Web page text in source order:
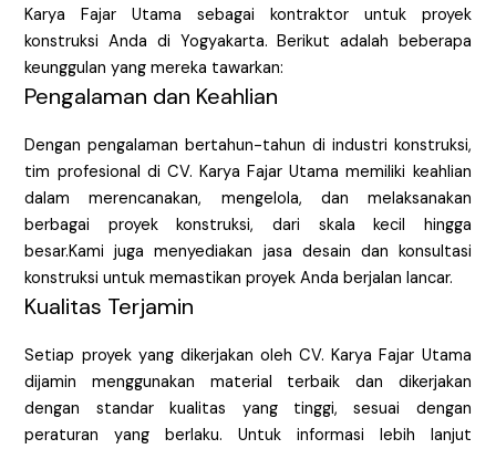
Karya Fajar Utama sebagai kontraktor untuk proyek
konstruksi Anda di Yogyakarta. Berikut adalah beberapa
keunggulan yang mereka tawarkan:
Pengalaman dan Keahlian
Dengan pengalaman bertahun-tahun di industri konstruksi,
tim profesional di CV. Karya Fajar Utama memiliki keahlian
dalam merencanakan, mengelola, dan melaksanakan
berbagai proyek konstruksi, dari skala kecil hingga
besar.Kami juga menyediakan jasa desain dan konsultasi
konstruksi untuk memastikan proyek Anda berjalan lancar.
Kualitas Terjamin
Setiap proyek yang dikerjakan oleh CV. Karya Fajar Utama
dijamin menggunakan material terbaik dan dikerjakan
dengan standar kualitas yang tinggi, sesuai dengan
peraturan yang berlaku. Untuk informasi lebih lanjut